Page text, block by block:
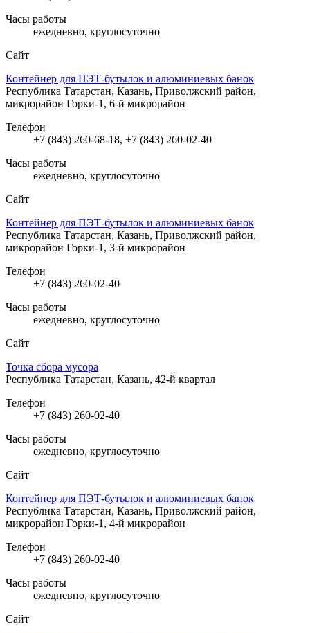
Часы работы
ежедневно, круглосуточно
Сайт
Контейнер для ПЭТ-бутылок и алюминиевых банок
Республика Татарстан, Казань, Приволжский район,
микрорайон Горки-1, 6-й микрорайон
Телефон
+7 (843) 260-68-18, +7 (843) 260-02-40
Часы работы
ежедневно, круглосуточно
Сайт
Контейнер для ПЭТ-бутылок и алюминиевых банок
Республика Татарстан, Казань, Приволжский район,
микрорайон Горки-1, 3-й микрорайон
Телефон
+7 (843) 260-02-40
Часы работы
ежедневно, круглосуточно
Сайт
Точка сбора мусора
Республика Татарстан, Казань, 42-й квартал
Телефон
+7 (843) 260-02-40
Часы работы
ежедневно, круглосуточно
Сайт
Контейнер для ПЭТ-бутылок и алюминиевых банок
Республика Татарстан, Казань, Приволжский район,
микрорайон Горки-1, 4-й микрорайон
Телефон
+7 (843) 260-02-40
Часы работы
ежедневно, круглосуточно
Сайт